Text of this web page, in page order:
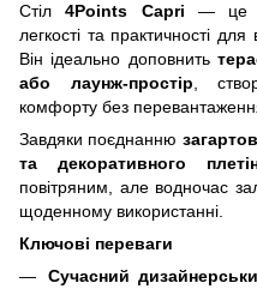
Стіл4Points Capri — це
легкості та практичності для
Він ідеально доповнить
або лаунж-простір ,
комфорту без
Завдяки поєднанню
та декоративного
повітряним, але водночас
щоденному використанні.
Ключові переваги
Сучасний